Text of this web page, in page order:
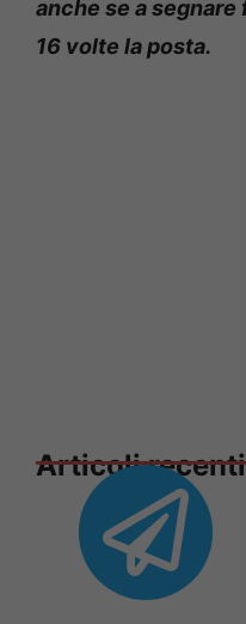
anche se a
16 volte la posta.
Articoli recenti